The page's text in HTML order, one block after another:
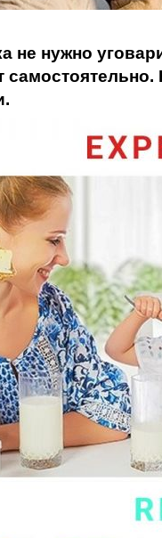
не нужно
самостоятельно.